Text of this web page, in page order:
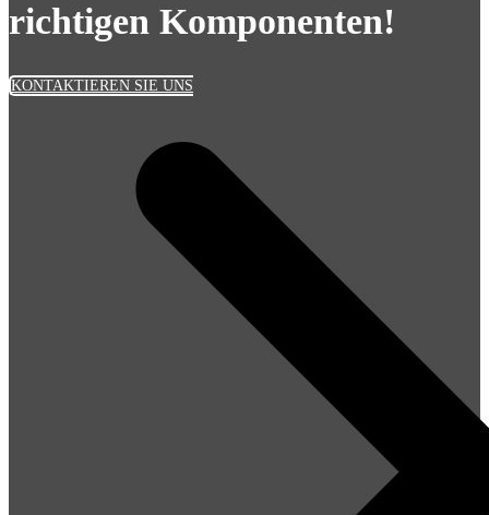
richtigen Komponenten!
KONTAKTIEREN SIE UNS